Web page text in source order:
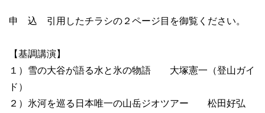
申 込 引用したチラシの２ページ目を御覧ください。
【基調講演】
１）雪の大谷が語る水と氷の物語 大塚憲一（登山ガイ
ド）
２）氷河を巡る日本唯一の山岳ジオツアー 松田好弘